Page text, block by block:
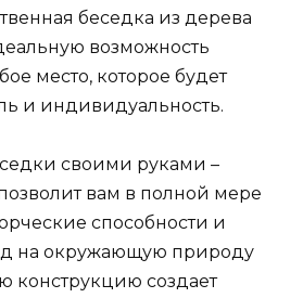
беседка из дерева
возможность
место, которое будет
и индивидуальность.
своими руками –
вам в полной мере
способности и
на окружающую природу
конструкцию создает